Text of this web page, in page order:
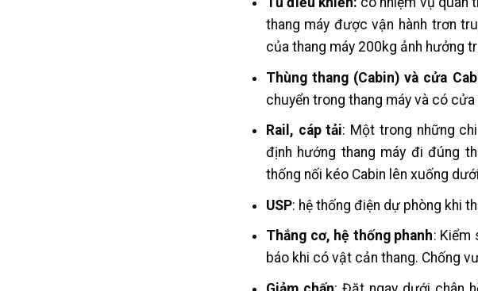
thang máy được vận hành trơn
của thang máy 200kg ảnh hưởng
Thùng thang (Cabin) và cửa
chuyển trong thang máy và có
Rail, cáp tải: Một trong những
định hướng thang máy đi đúng
thống nối kéo Cabin lên xuống
USP: hệ thống điện dự phòng khi
Thắng cơ, hệ thống phanh: Kiểm
báo khi có vật cản thang. Chống